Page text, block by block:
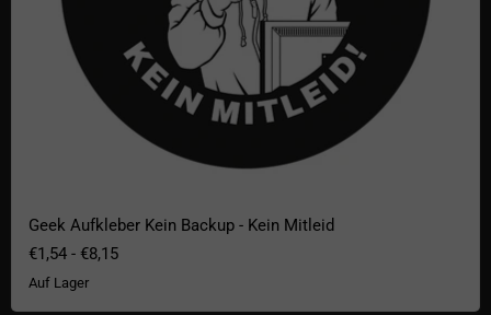
Geek Aufkleber Kein Backup - Kein Mitleid
€1,54 - €8,15
Auf Lager